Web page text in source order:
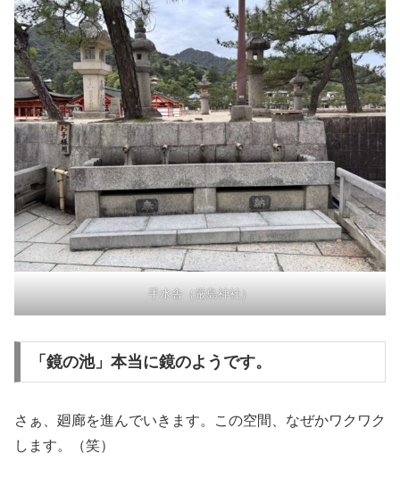
手水舎（厳島神社）
「鏡の池」本当に鏡のようです。
さぁ、廻廊を進んでいきます。この空間、なぜかワクワク
します。（笑）